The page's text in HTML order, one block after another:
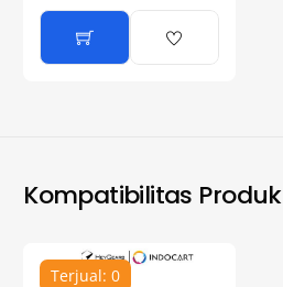
Kompatibilitas Produk
Terjual: 0